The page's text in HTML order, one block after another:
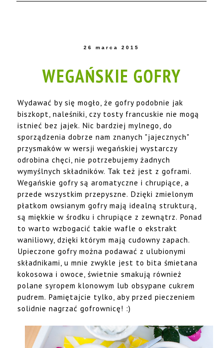
26 marca 2015
WEGAŃSKIE GOFRY
Wydawać by się mogło, że gofry podobnie jak
biszkopt, naleśniki, czy tosty francuskie nie mogą
istnieć bez jajek. Nic bardziej mylnego, do
sporządzenia dobrze nam znanych "jajecznych"
przysmaków w wersji wegańskiej wystarczy
odrobina chęci, nie potrzebujemy żadnych
wymyślnych składników. Tak też jest z goframi.
Wegańskie gofry są aromatyczne i chrupiące, a
przede wszystkim przepyszne. Dzięki zmielonym
płatkom owsianym gofry mają idealną strukturą,
są miękkie w środku i chrupiące z zewnątrz. Ponad
to warto wzbogacić takie wafle o ekstrakt
waniliowy, dzięki którym mają cudowny zapach.
Upieczone gofry można podawać z ulubionymi
składnikami, u mnie zwykle jest to bita śmietana
kokosowa i owoce, świetnie smakują również
polane syropem klonowym lub obsypane cukrem
pudrem. Pamiętajcie tylko, aby przed pieczeniem
solidnie nagrzać gofrownicę! :)